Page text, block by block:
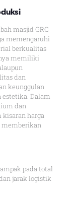
masjid GRC
memengaruhi
berkualitas
memiliki
dan
keunggulan
Dalam
dan
harga
memberikan
pada total
jarak logistik